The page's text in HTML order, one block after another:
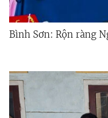
Bình Sơn: Rộn ràng